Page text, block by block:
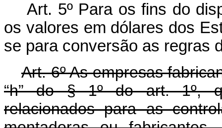
Art. 5º Para os fins do
os valores em dólares dos
se para conversão as regras
Art. 6º As empresas
“h” do § 1º do art. 1º,
relacionados para as